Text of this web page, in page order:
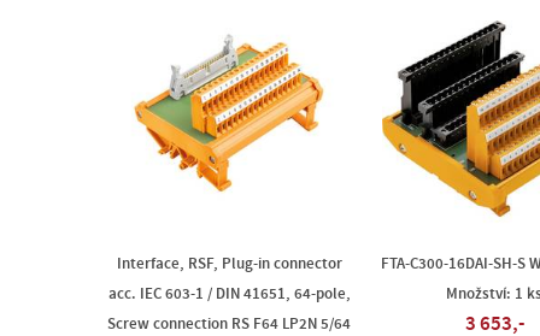
Interface, RSF, Plug-in connector
acc. IEC 603-1 / DIN 41651, 64-pole,
Screw connection RS F64 LP2N 5/64
FTA-C300-16DAI-SH-S
Množství: 1
3 653,-